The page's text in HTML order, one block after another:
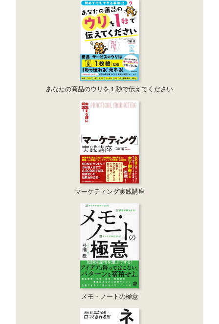
あなたの商品のウリを１秒で伝えてください
マーケティング実践講座
メモ・ノートの極意